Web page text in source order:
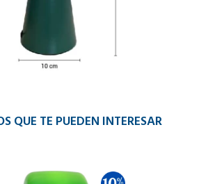
QUE TE PUEDEN INTERESAR